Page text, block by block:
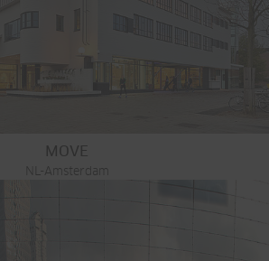
MOVE
NL-Amsterdam